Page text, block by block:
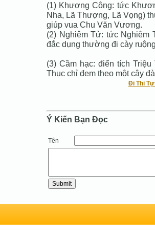
(1) Khương Công: tức
Nha, Lã Thượng, Lã Vọng)
giúp vua Chu Văn Vương.
(2) Nghiêm Tử: tức
đắc dụng thường đi cày
(3) Cầm hạc: điển tích
Thục chỉ đem theo một cây
Đi Thi
Ý Kiến Bạn Ðọc
Tên